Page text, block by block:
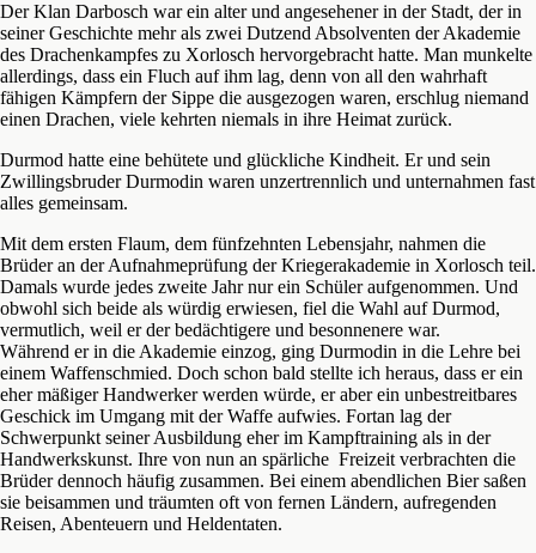
Der Klan Darbosch war ein alter und angesehener in der Stadt, der in
seiner Geschichte mehr als zwei Dutzend Absolventen der Akademie
des Drachenkampfes zu Xorlosch hervorgebracht hatte. Man munkelte
allerdings, dass ein Fluch auf ihm lag, denn von all den wahrhaft
fähigen Kämpfern der Sippe die ausgezogen waren, erschlug niemand
einen Drachen, viele kehrten niemals in ihre Heimat zurück.
Durmod hatte eine behütete und glückliche Kindheit. Er und sein
Zwillingsbruder Durmodin waren unzertrennlich und unternahmen fast
alles gemeinsam.
Mit dem ersten Flaum, dem fünfzehnten Lebensjahr, nahmen die
Brüder an der Aufnahmeprüfung der Kriegerakademie in Xorlosch teil.
Damals wurde jedes zweite Jahr nur ein Schüler aufgenommen. Und
obwohl sich beide als würdig erwiesen, fiel die Wahl auf Durmod,
vermutlich, weil er der bedächtigere und besonnenere war.
Während er in die Akademie einzog, ging Durmodin in die Lehre bei
einem Waffenschmied. Doch schon bald stellte ich heraus, dass er ein
eher mäßiger Handwerker werden würde, er aber ein unbestreitbares
Geschick im Umgang mit der Waffe aufwies. Fortan lag der
Schwerpunkt seiner Ausbildung eher im Kampftraining als in der
Handwerkskunst. Ihre von nun an spärliche Freizeit verbrachten die
Brüder dennoch häufig zusammen. Bei einem abendlichen Bier saßen
sie beisammen und träumten oft von fernen Ländern, aufregenden
Reisen, Abenteuern und Heldentaten.